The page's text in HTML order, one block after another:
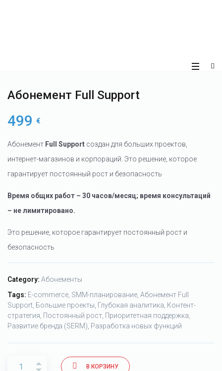
Абонемент Full Support
499 €
Абонемент Full Support создан для больших проектов,
интернет-магазинов и корпораций. Это решение, которое
гарантирует постоянный рост и безопасность
Время общих работ – 30 часов/месяц; время консультаций
– не лимитировано.
Это решение, которое гарантирует постоянный рост и
безопасность
Category: Абонементы
Tags: E-commerce SMM-планирование Абонемент Full
Support Большие проекты Глубокая аналитика Контент-
стратегия Постоянный рост Приоритетная поддержка
Развитие бренда (SERM) Разработка новых функций
В КОРЗИНУ